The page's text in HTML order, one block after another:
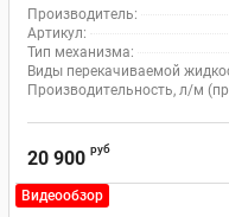
Производитель:
Артикул:
Тип механизма:
Виды перекачиваемой
Производительность, л/м
20 900 руб
Видеообзор